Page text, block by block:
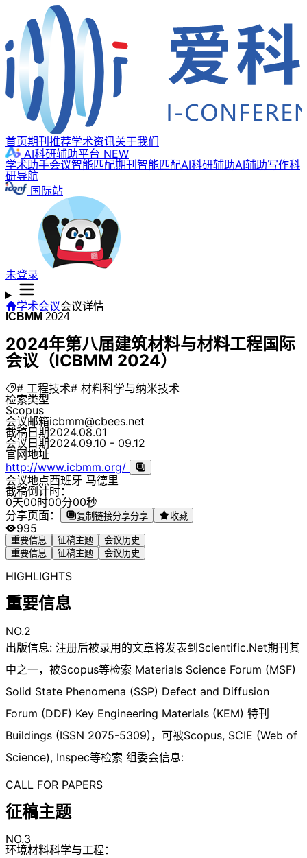
首页期刊推荐学术资讯关于我们
AI科研辅助平台 NEW
学术助手会议智能匹配期刊智能匹配AI科研辅助AI辅助写作科
研导航
国际站
未登录
学术会议会议详情
ICBMM 2024
2024年第八届建筑材料与材料工程国际
会议（ICBMM 2024）
# 工程技术# 材料科学与纳米技术
检索类型
Scopus
会议邮箱icbmm@cbees.net
截稿日期2024.08.01
会议日期2024.09.10 - 09.12
官网地址
http://www.icbmm.org/
会议地点西班牙 马德里
截稿倒计时：
0天00时00分00秒
分享页面：
复制链接分享分享 收藏
995
重要信息 征稿主题
会议历史
重要信息
征稿主题 会议历史
HIGHLIGHTS
重要信息
NO.2
出版信息: 注册后被录用的文章将发表到Scientific.Net期刊其
中之一，被Scopus等检索 Materials Science Forum (MSF)
Solid State Phenomena (SSP) Defect and Diffusion
Forum (DDF) Key Engineering Materials (KEM) 特刊
Buildings (ISSN 2075-5309)，可被Scopus, SCIE (Web of
Science), Inspec等检索 组委会信息:
CALL FOR PAPERS
征稿主题
NO.3
环境材料科学与工程：